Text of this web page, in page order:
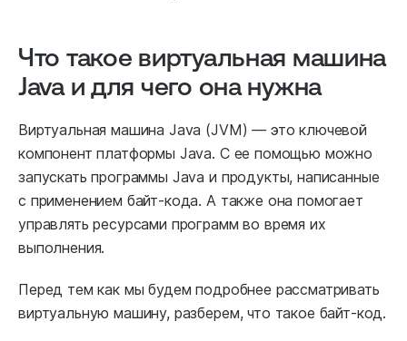
Что такое виртуальная машина
Java и для чего она нужна
Виртуальная машина Java (JVM) — это ключевой
компонент платформы Java. С ее помощью можно
запускать программы Java и продукты, написанные
с применением байт-кода. А также она помогает
управлять ресурсами программ во время их
выполнения.
Перед тем как мы будем подробнее рассматривать
виртуальную машину, разберем, что такое байт-код.